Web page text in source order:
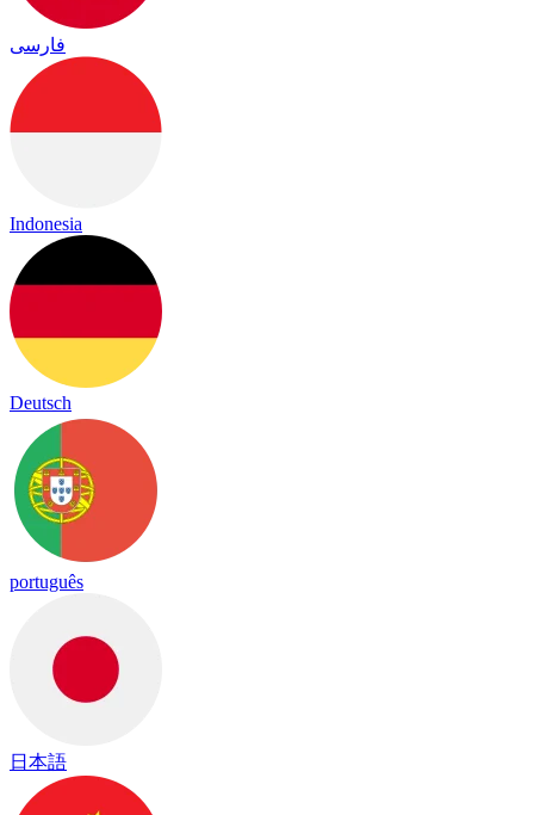
فارسی
Indonesia
Deutsch
português
日本語